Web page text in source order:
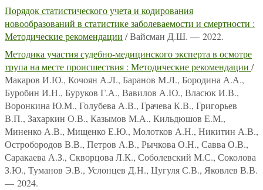
Порядок статистического учета и кодирования
новообразований в статистике заболеваемости и смертности :
Методические рекомендации / Вайсман Д.Ш. — 2022.
Методика участия судебно-медицинского эксперта в осмотре
трупа на месте происшествия : Методические рекомендации /
Макаров И.Ю., Кочоян А.Л., Баранов М.Л., Бородина А.А.,
Буробин И.Н., Буруков Г.А., Вавилов А.Ю., Власюк И.В.,
Воронкина Ю.М., Голубева А.В., Грачева К.В., Григорьев
В.П., Захаркин О.В., Казымов М.А., Кильдюшов Е.М.,
Миненко А.В., Мищенко Е.Ю., Молотков А.Н., Никитин А.В.,
Остробородов В.В., Петров А.В., Рычкова О.Н., Савва О.В.,
Саракаева А.З., Скворцова Л.К., Соболевский М.С., Соколова
З.Ю., Туманов Э.В., Услонцев Д.Н., Цугуля С.В., Яковлев В.В.
— 2024.